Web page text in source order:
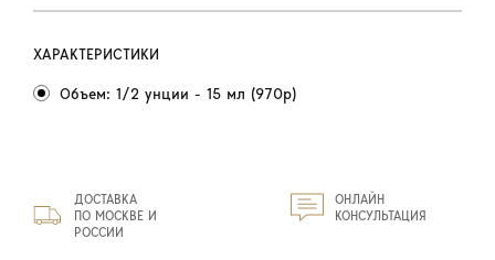
ХАРАКТЕРИСТИКИ
Объем: 1/2 унции - 15 мл (970р)
ДОСТАВКА
ПО МОСКВЕ И
РОССИИ
ОНЛАЙН
КОНСУЛЬТАЦИЯ